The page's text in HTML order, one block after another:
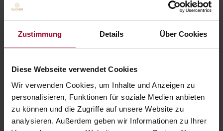
Zustimmung Details Über Cookies
Diese Webseite verwendet Cookies
Wir verwenden Cookies, um Inhalte und Anzeigen zu
personalisieren, Funktionen für soziale Medien anbieten
zu können und die Zugriffe auf unsere Website zu
analysieren. Außerdem geben wir Informationen zu Ihrer